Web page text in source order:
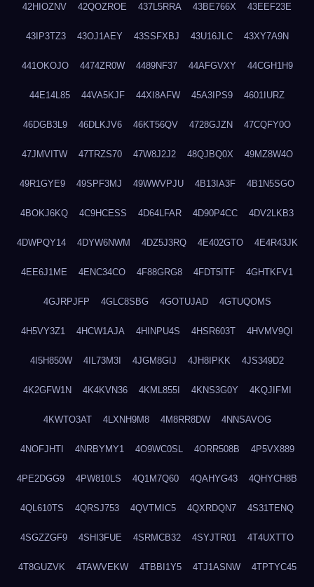
42HIOZNV 42QOZROE 437L5RRA 43BE766X 43EEF23E
43IP3TZ3 43OJ1AEY 43SSFXBJ 43U16JLC 43XY7A9N
441OKOJO 4474ZR0W 4489NF37 44AFGVXY 44CGH1H9
44E14L85 44VA5KJF 44XI8AFW 45A3IPS9 4601IURZ
46DGB3L9 46DLKJV6 46KT56QV 4728GJZN 47CQFY0O
47JMVITW 47TRZS70 47W8J2J2 48QJBQ0X 49MZ8W4O
49R1GYE9 49SPF3MJ 49WWVPJU 4B13IA3F 4B1N5SGO
4BOKJ6KQ 4C9HCESS 4D64LFAR 4D90P4CC 4DV2LKB3
4DWPQY14 4DYW6NWM 4DZ5J3RQ 4E402GTO 4E4R43JK
4EE6J1ME 4ENC34CO 4F88GRG8 4FDT5ITF 4GHTKFV1
4GJRPJFP 4GLC8SBG 4GOTUJAD 4GTUQOMS
4H5VY3Z1 4HCW1AJA 4HINPU4S 4HSR603T 4HVMV9QI
4I5H850W 4IL73M3I 4JGM8GIJ 4JH8IPKK 4JS349D2
4K2GFW1N 4K4KVN36 4KML855I 4KNS3G0Y 4KQJIFMI
4KWTO3AT 4LXNH9M8 4M8RR8DW 4NNSAVOG
4NOFJHTI 4NRBYMY1 4O9WC0SL 4ORR508B 4P5VX889
4PE2DGG9 4PW810LS 4Q1M7Q60 4QAHYG43 4QHYCH8B
4QL610TS 4QRSJ753 4QVTMIC5 4QXRDQN7 4S31TENQ
4SGZZGF9 4SHI3FUE 4SRMCB32 4SYJTR01 4T4UXTTO
4T8GUZVK 4TAWVEKW 4TBBI1Y5 4TJ1ASNW 4TPTYC45